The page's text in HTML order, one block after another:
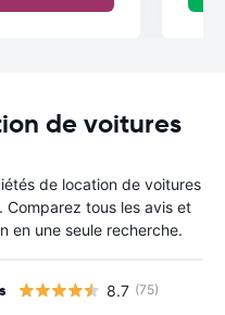
de voitures
de location de voitures
Comparez tous les avis et
en une seule recherche.
8.7 (75)